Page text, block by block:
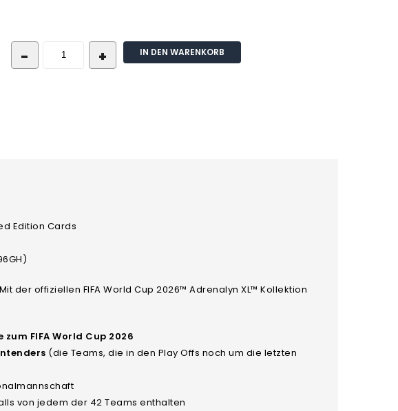
IN DEN WARENKORB
Edition Cards
der offiziellen FIFA World Cup 2026™ Adrenalyn XL™ Kollektion
FIFA World Cup 2026
(die Teams, die in den Play Offs noch um die letzten
von jedem der 42 Teams enthalten